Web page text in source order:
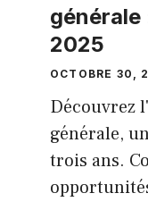
2025
OCTOBRE 30,
Découvrez
générale,
trois ans.